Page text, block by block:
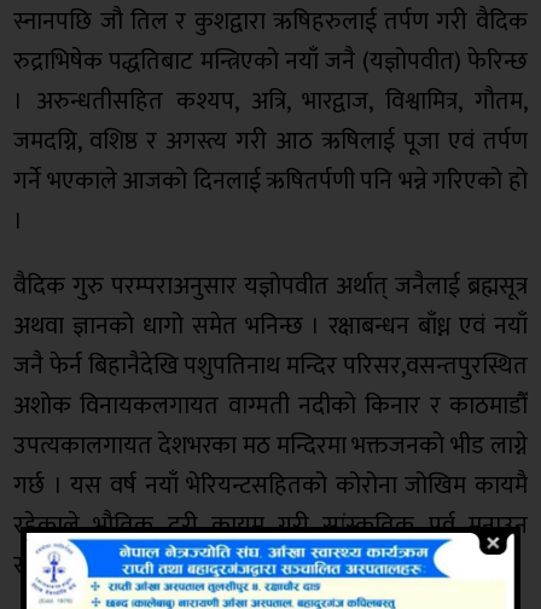
स्नानपछि जौ तिल र कुशद्वारा ऋषिहरुलाई तर्पण गरी वैदिक
रुद्राभिषेक पद्धतिबाट मन्त्रिएको नयाँ जनै (यज्ञोपवीत) फेरिन्छ
। अरुन्धतीसहित कश्यप, अत्रि, भारद्वाज, विश्वामित्र, गौतम,
जमदग्नि, वशिष्ठ र अगस्त्य गरी आठ ऋषिलाई पूजा एवं तर्पण
गर्ने भएकाले आजको दिनलाई ऋषितर्पणी पनि भन्ने गरिएको हो
।
वैदिक गुरु परम्पराअनुसार यज्ञोपवीत अर्थात् जनैलाई ब्रह्मसूत्र
अथवा ज्ञानको धागो समेत भनिन्छ । रक्षाबन्धन बाँध्न एवं नयाँ
जनै फेर्न बिहानैदेखि पशुपतिनाथ मन्दिर परिसर,वसन्तपुरस्थित
अशोक विनायकलगायत वाग्मती नदीको किनार र काठमाडौँ
उपत्यकालगायत देशभरका मठ मन्दिरमा भक्तजनको भीड लाग्ने
गर्छ । यस वर्ष नयाँ भेरियन्टसहितको कोरोना जोखिम कायमै
रहेकाले भौतिक दूरी कायम गरी सांस्कृतिक पर्व मनाउन
सरकारले आह्वान गरेको छ ।